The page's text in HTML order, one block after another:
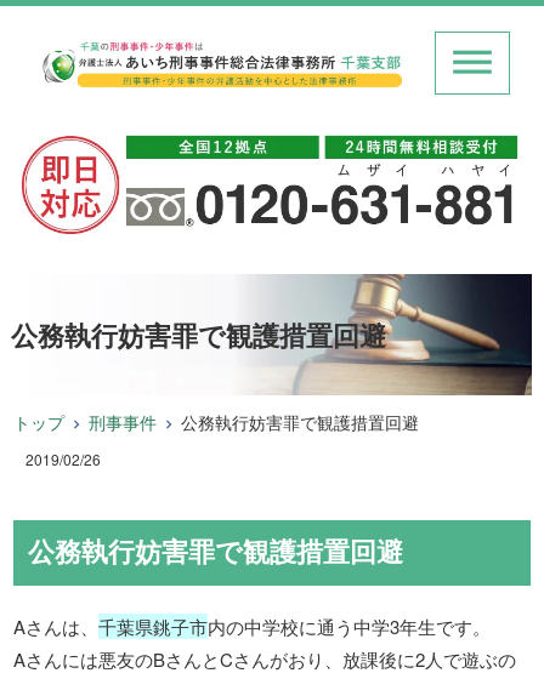
公務執行妨害罪で観護措置回避
トップ 刑事事件 公務執行妨害罪で観護措置回避
2019/02/26
公務執行妨害罪で観護措置回避
Aさんは、千葉県銚子市内の中学校に通う中学3年生です。
Aさんには悪友のBさんとCさんがおり、放課後に2人で遊ぶの